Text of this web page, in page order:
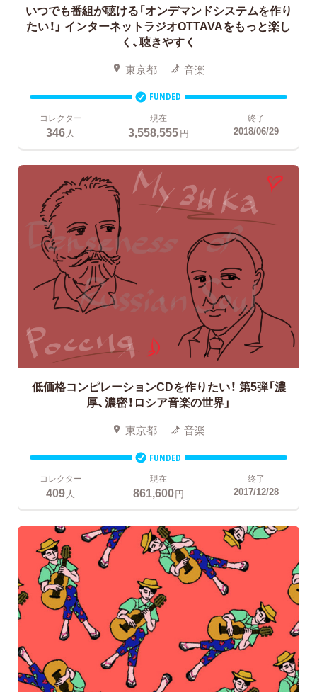
いつでも番組が聴ける「オンデマンドシステムを作り
たい！」 インターネットラジオOTTAVAをもっと楽し
く、聴きやすく
東京都 音楽
FUNDED
コレクター
346 人
現在
3,558,555円
終了
2018/06/29
低価格コンピレーションCDを作りたい！ 第5弾「濃
厚、濃密！ロシア音楽の世界」
東京都 音楽
FUNDED
コレクター
409人
現在
861,600円
終了
2017/12/28